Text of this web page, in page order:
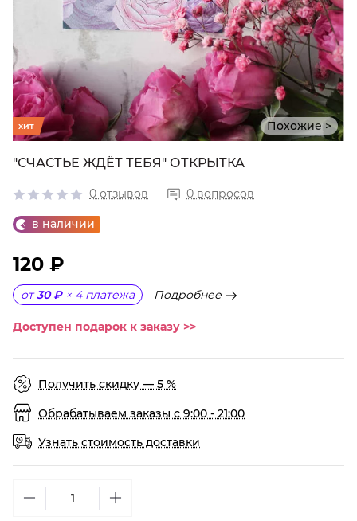
Похожие >
хит
"СЧАСТЬЕ ЖДЁТ ТЕБЯ" ОТКРЫТКА
0 отзывов 0 вопросов
в наличии
120 ₽
от 30 ₽ × 4 платежа Подробнее
Доступен подарок к заказу >>
Получить скидку — 5 %
Обрабатываем заказы с 9:00 - 21:00
Узнать стоимость доставки